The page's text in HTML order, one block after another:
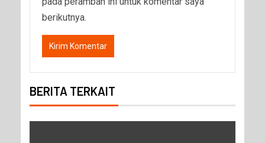
berikutnya.
BERITA TERKAIT